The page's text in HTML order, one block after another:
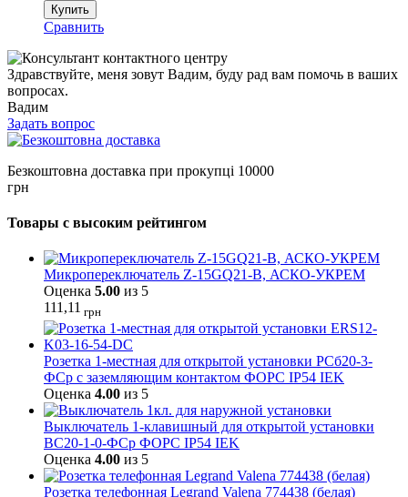
Купить
Сравнить
Здравствуйте, меня зовут Вадим, буду рад вам помочь в ваших
вопросах.
Вадим
Задать вопрос
Безкоштовна доставка при прокупці 10000
грн
Товары с высоким рейтингом
Микропереключатель Z-15GQ21-B, АСКО-УКРЕМ
Оценка 5.00 из 5
111,11 грн
Розетка 1-местная для открытой установки РСб20-3-
ФСр с заземляющим контактом ФОРС IP54 IEK
Оценка 4.00 из 5
Выключатель 1-клавишный для открытой установки
ВС20-1-0-ФСр ФОРС IP54 IEK
Оценка 4.00 из 5
Розетка телефонная Legrand Valena 774438 (белая)